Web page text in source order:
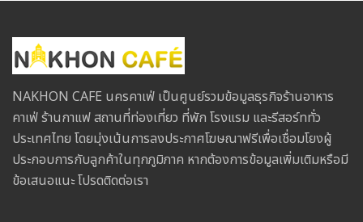
NAKHON CAFE นครคาเฟ่ เป็นศูนย์รวมข้อมูลธุรกิจร้านอาหาร
คาเฟ่ ร้านกาแฟ สถานที่ท่องเที่ยว ที่พัก โรงแรม และรีสอร์ททั่ว
ประเทศไทย โดยมุ่งเน้นการลงประกาศโฆษณาฟรีเพื่อเชื่อมโยงผู้
ประกอบการกับลูกค้าในทุกภูมิภาค หากต้องการข้อมูลเพิ่มเติมหรือมี
ข้อเสนอแนะ โปรดติดต่อเรา